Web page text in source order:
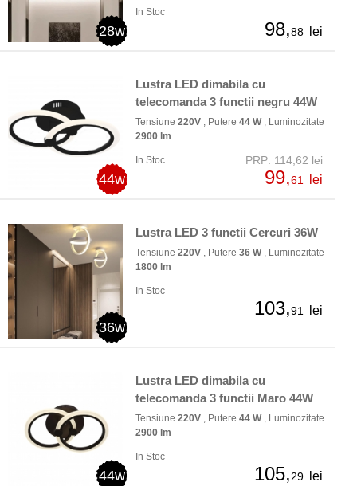
28w
In Stoc
98,88 lei
44w
Lustra LED dimabila cu
telecomanda 3 functii negru 44W
Tensiune 220V , Putere 44 W, Luminozitate
2900 lm
In Stoc PRP: 114,62 lei
99,61 lei
36w
Lustra LED 3 functii Cercuri 36W
Tensiune 220V , Putere 36 W, Luminozitate
1800 lm
In Stoc
103,91 lei
44w
Lustra LED dimabila cu
telecomanda 3 functii Maro 44W
Tensiune 220V , Putere 44 W, Luminozitate
2900 lm
In Stoc
105,29 lei